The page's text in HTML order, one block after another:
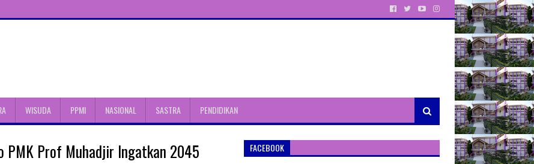
WISUDA PPMI NASIONAL SASTRA PENDIDIKAN
Prof Muhadjir Ingatkan 2045
FACEBOOK